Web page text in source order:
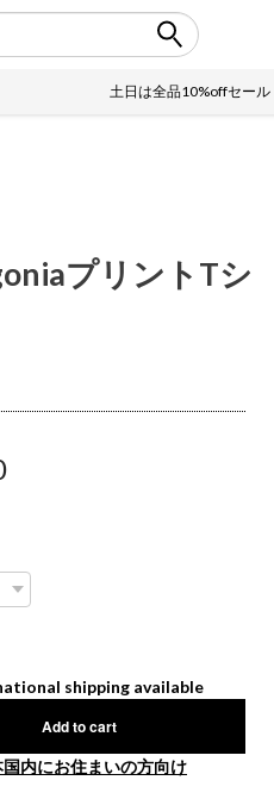
土日は全品10%offセール！！
プリントTシ
shipping available
Add to cart
国内にお住まいの方向け